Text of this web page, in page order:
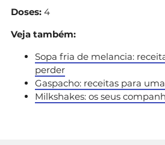
Doses: 4
Veja também:
Sopa fria de melancia:
perder
Gaspacho: receitas para
Milkshakes: os seus